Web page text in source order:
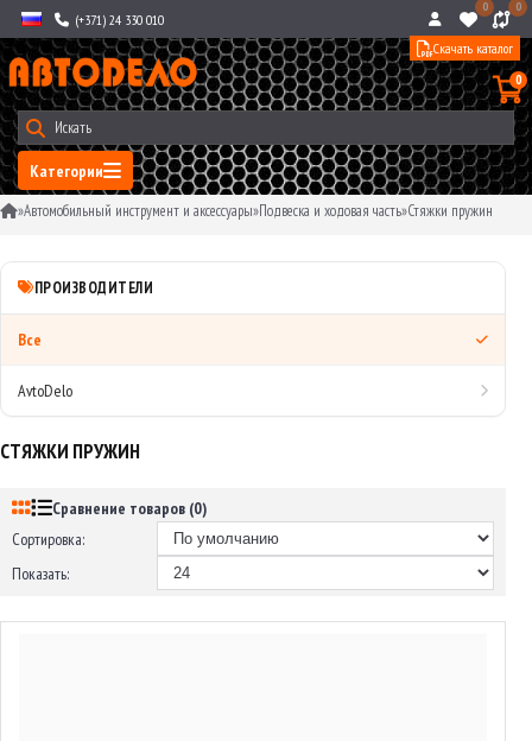
(+371) 24 330 010
0 0
Категории
0
Скачать каталог
»Автомобильный инструмент и аксессуары»Подвеска и ходовая часть»Стяжки пружин
ПРОИЗВОДИТЕЛИ
Все
AvtoDelo
СТЯЖКИ ПРУЖИН
Сравнение товаров (0)
Сортировка:
Показать: